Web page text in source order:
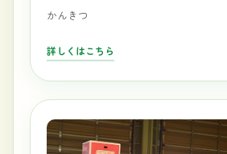
かんきつ
詳しくはこちら